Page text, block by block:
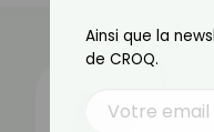
Ainsi que la
de CROQ.